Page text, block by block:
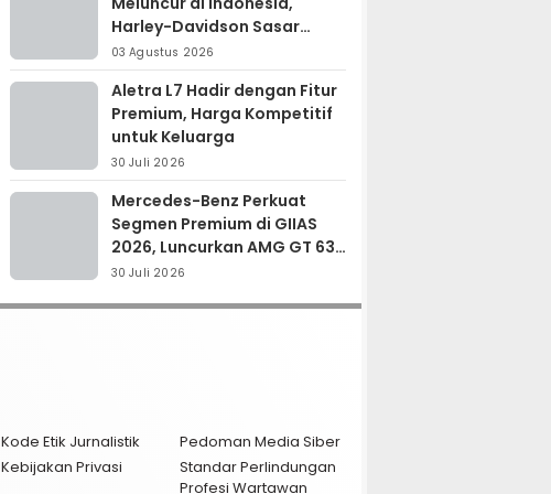
Harley-Davidson Sasar
Kolektor Motor Premium
03 Agustus 2026
Aletra L7 Hadir dengan Fitur
Premium, Harga Kompetitif
untuk Keluarga
30 Juli 2026
Mercedes-Benz Perkuat
Segmen Premium di GIIAS
2026, Luncurkan AMG GT 63
PRO dan GLC 200
30 Juli 2026
Kode Etik Jurnalistik
Pedoman Media Siber
Kebijakan Privasi
Standar Perlindungan
Profesi Wartawan